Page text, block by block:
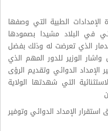
الإمدادات الطبية التي وصفها
في البلاد مشيدا بصمودها
الذي تعرضت له وذلك بفضل
الوزير للدور المهم الذي
الدوائي وتقديم الرؤى
التي شهدتها الولاية
استقرار الإمداد الدوائي وتوفير